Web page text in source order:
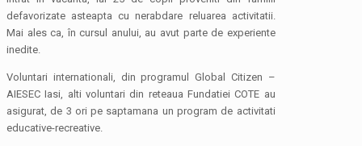
defavorizate asteapta cu nerabdare reluarea activitatii.
Mai ales ca, în cursul anului, au avut parte de experiente
inedite.
Voluntari internationali, din programul Global Citizen –
AIESEC Iasi, alti voluntari din reteaua Fundatiei COTE au
asigurat, de 3 ori pe saptamana un program de activitati
educative-recreative.